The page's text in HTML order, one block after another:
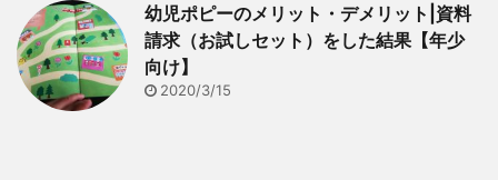
幼児ポピーのメリット・デメリット|資料
請求（お試しセット）をした結果【年少
向け】
2020/3/15